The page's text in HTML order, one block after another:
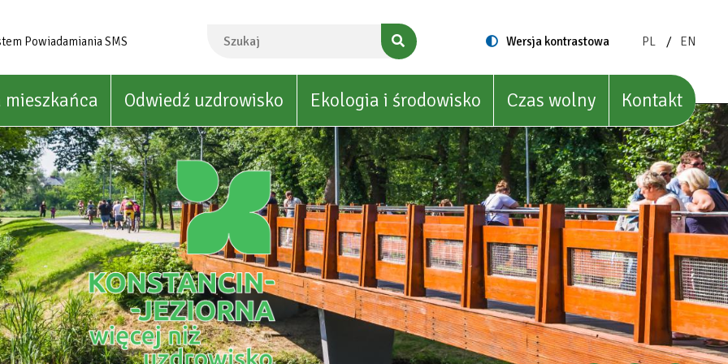
Powiadamiania SMS
Switch
Wersja kontrastowa
ZMIEŃ
POLISH
PL
ZMIEŃ
ENGLISH
EN
mieszkańca Odwiedź uzdrowisko Ekologia i środowisko Czas wolny Kontakt